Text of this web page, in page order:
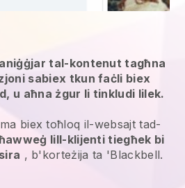
tal-kontenut tagħna
sabiex tkun faċli biex
u aħna żgur li tinkludi lilek.
biex toħloq il-websajt tad-
lill-klijenti tiegħek bi
, b'korteżija ta 'Blackbell.